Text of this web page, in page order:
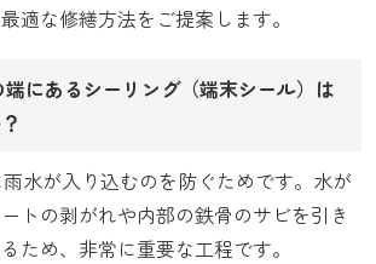
適な修繕方法をご提案します。
にあるシーリング（端末シール）は
水が入り込むのを防ぐためです。水が
トの剥がれや内部の鉄骨のサビを引き
ため、非常に重要な工程です。